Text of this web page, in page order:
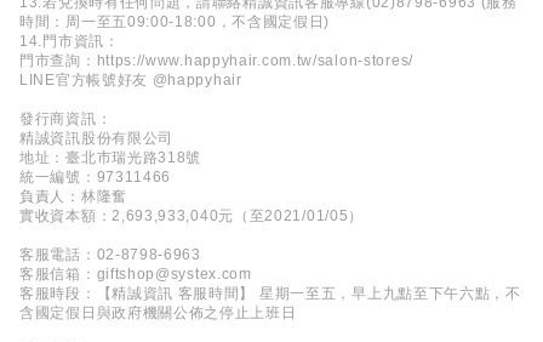
時間：周一至五09:00-18:00，不含國定假日)
14.門市資訊：
門市查詢：https://www.happyhair.com.tw/salon-stores/
LINE官方帳號好友 @happyhair
發行商資訊：
精誠資訊股份有限公司
地址：臺北市瑞光路318號
統一編號：97311466
負責人：林隆奮
實收資本額：2,693,933,040元（至2021/01/05）
客服電話：02-8798-6963
客服信箱：giftshop@systex.com
客服時段：【精誠資訊 客服時間】 星期一至五，早上九點至下午六點，不
含國定假日與政府機關公佈之停止上班日